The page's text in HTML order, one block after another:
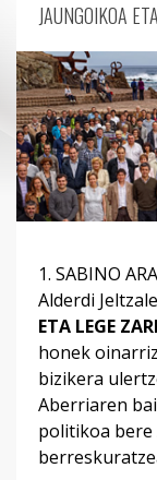
JAUNGOIKOA
1. SABINO
Alderdi
ETA LEGE
honek
bizikera
Aberriaren
politikoa